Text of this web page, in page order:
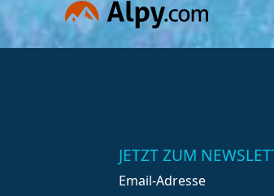
JETZT ZUM
Email-Adresse